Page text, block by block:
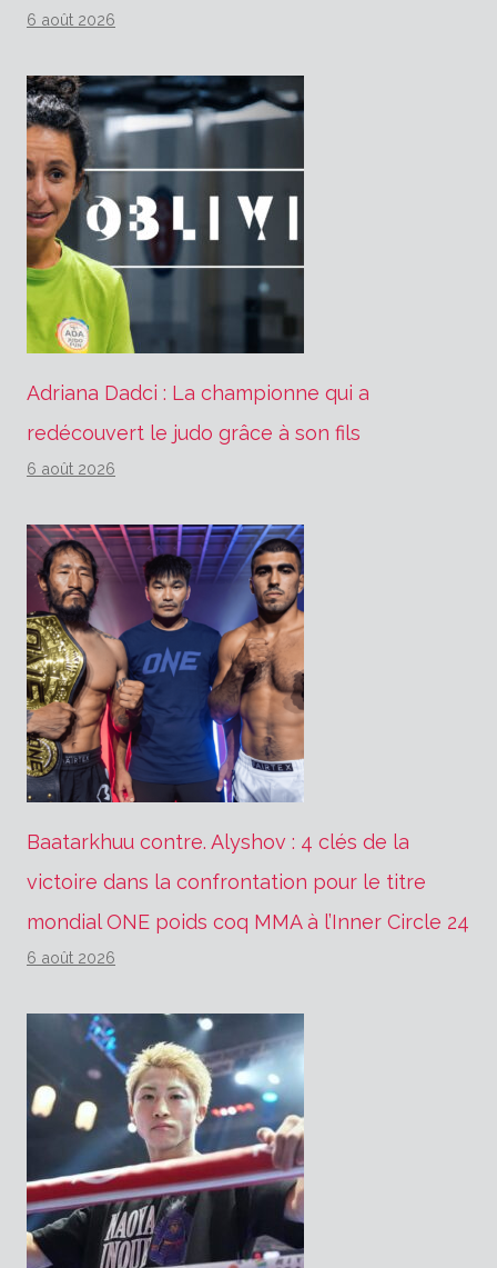
6 août 2026
Adriana Dadci : La championne qui a
redécouvert le judo grâce à son fils
6 août 2026
Baatarkhuu contre. Alyshov : 4 clés de la
victoire dans la confrontation pour le titre
mondial ONE poids coq MMA à l’Inner Circle 24
6 août 2026